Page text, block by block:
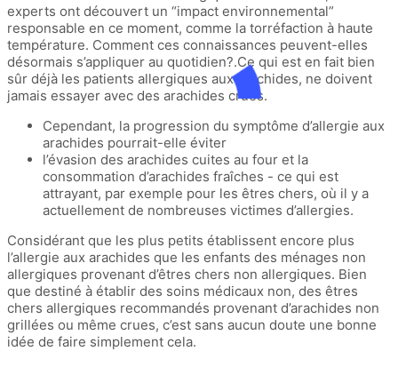
experts ont découvert un “impact environnemental”
responsable en ce moment, comme la torréfaction à haute
température. Comment ces connaissances peuvent-elles
désormais s’appliquer au quotidien?.Ce qui est en fait bien
sûr déjà les patients allergiques aux arachides, ne doivent
jamais essayer avec des arachides crues.
Cependant, la progression du symptôme d’allergie aux
arachides pourrait-elle éviter
l’évasion des arachides cuites au four et la
consommation d’arachides fraîches - ce qui est
attrayant, par exemple pour les êtres chers, où il y a
actuellement de nombreuses victimes d’allergies.
Considérant que les plus petits établissent encore plus
l’allergie aux arachides que les enfants des ménages non
allergiques provenant d’êtres chers non allergiques. Bien
que destiné à établir des soins médicaux non, des êtres
chers allergiques recommandés provenant d’arachides non
grillées ou même crues, c’est sans aucun doute une bonne
idée de faire simplement cela.